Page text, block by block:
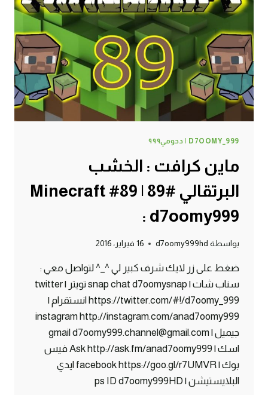
MINECRAFT
D7OOMY999
D7OOMY_999 | دحومي٩٩٩
ماين كرافت : الخشب
البرتقالي #89 | 89# Minecraft
: d7oomy999
بواسطة d7oomy999hd 16 فبراير، 2016
ضغط على زر لايك شرف كبير لي ^_^ لتواصل معي :
سناب شات | snap chat d7oomysnap تويتر | twitter
https://twitter.com/#!/d7oomy_999 انستقرام |
instagram http://instagram.com/anad7oomy999
جيميل | gmail d7oomy999.channel@gmail.com
اسك | Ask http://ask.fm/anad7oomy999 فيس
بوك | facebook https://goo.gl/r7UMVR ايدي
البلايستيشن | ps ID d7oomy999HD